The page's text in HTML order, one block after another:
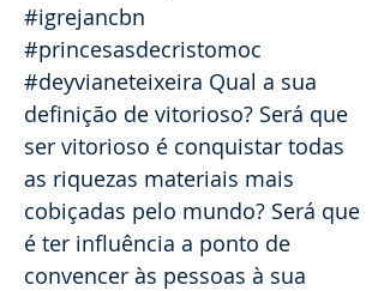
#igrejancbn
#princesasdecristomoc
#deyvianeteixeira Qual a sua
definição de vitorioso? Será que
ser vitorioso é conquistar todas
as riquezas materiais mais
cobiçadas pelo mundo? Será que
é ter influência a ponto de
convencer às pessoas à sua